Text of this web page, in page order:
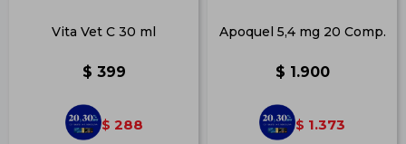
Vita Vet C 30 ml
$ 399
$ 288
Apoquel 5,4 mg 20 Comp.
$ 1.900
$ 1.373